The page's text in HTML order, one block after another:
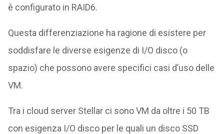
è configurato in RAID6.
Questa differenziazione ha ragione di esistere per
soddisfare le diverse esigenze di I/O disco (o
spazio) che possono avere specifici casi d’uso delle
VM.
Tra i cloud server Stellar ci sono VM da oltre i 50 TB
con esigenza I/O disco per le quali un disco SSD